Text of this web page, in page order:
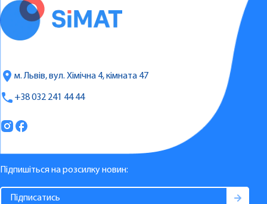
м. Львів, вул. Хімічна 4, кімната 47
+38 032 241 44 44
Підпишіться на розсилку новин: